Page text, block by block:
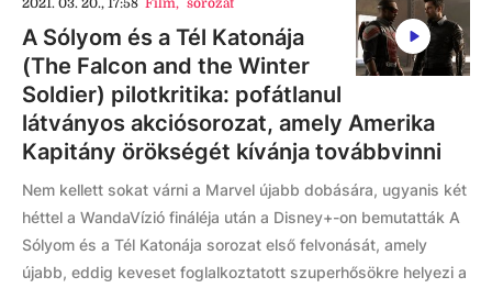
2021. 03. 20., 17:58 Film, sorozat
A Sólyom és a Tél Katonája
(The Falcon and the Winter
Soldier) pilotkritika: pofátlanul
látványos akciósorozat, amely Amerika
Kapitány örökségét kívánja továbbvinni
Nem kellett sokat várni a Marvel újabb dobására, ugyanis két
héttel a WandaVízió fináléja után a Disney+-on bemutatták A
Sólyom és a Tél Katonája sorozat első felvonását, amely
újabb, eddig keveset foglalkoztatott szuperhősökre helyezi a